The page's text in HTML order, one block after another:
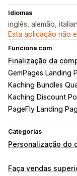
Idiomas
inglês, alemão,
Esta aplicação não
Funciona com
Finalização da
GemPages Landing
Kaching Bundles
Kaching Discount
PageFly Landing
Categorias
Personalização do
Apresentação do
Faça vendas